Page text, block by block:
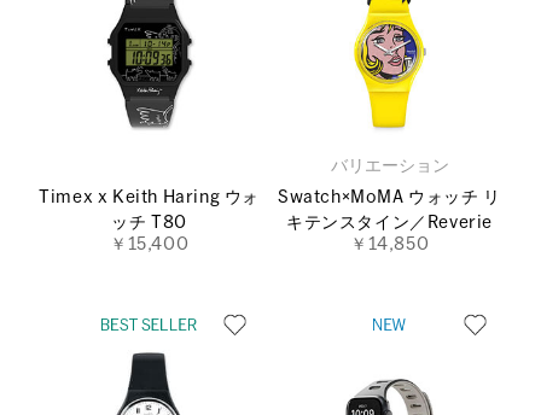
Timex x Keith Haring ウォ
ッチ T80
￥15,400
バリエーション
Swatch×MoMA ウォッチ リ
キテンスタイン／Reverie
￥14,850